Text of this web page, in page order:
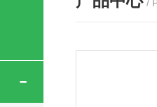
/